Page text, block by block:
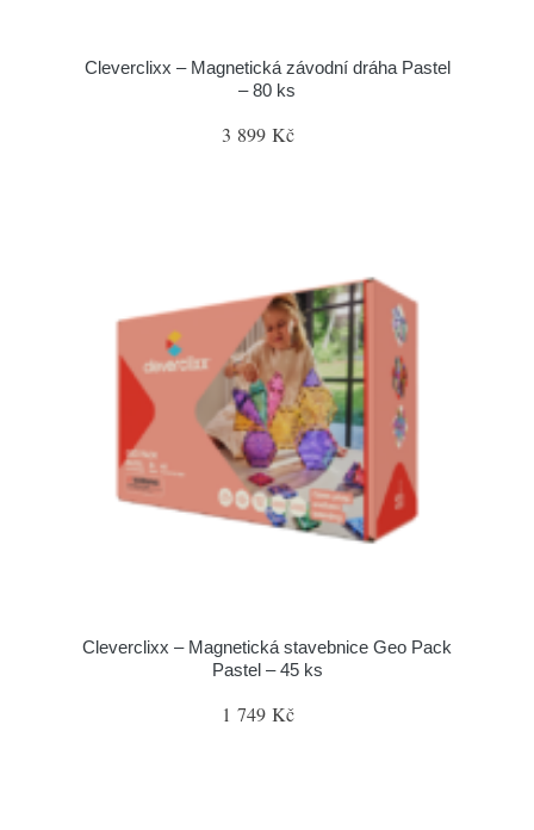
Cleverclixx – Magnetická závodní dráha Pastel
– 80 ks
3 899 Kč
Cleverclixx – Magnetická stavebnice Geo Pack
Pastel – 45 ks
1 749 Kč